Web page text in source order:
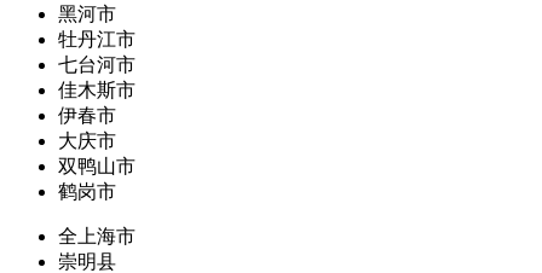
黑河市
牡丹江市
七台河市
佳木斯市
伊春市
大庆市
双鸭山市
鹤岗市
全上海市
崇明县